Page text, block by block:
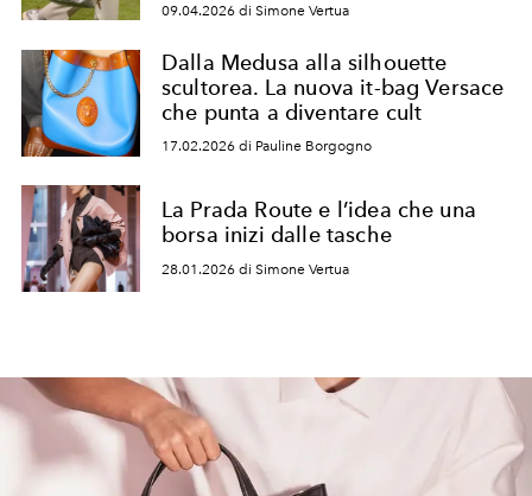
09.04.2026 di Simone Vertua
Dalla Medusa alla silhouette
scultorea. La nuova it-bag Versace
che punta a diventare cult
17.02.2026 di Pauline Borgogno
La Prada Route e l’idea che una
borsa inizi dalle tasche
28.01.2026 di Simone Vertua